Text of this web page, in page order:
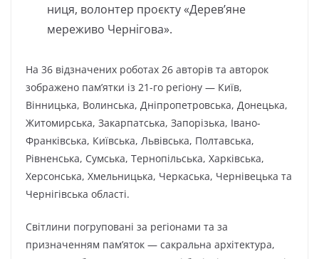
ниця, волонтер проєкту «Деревʼяне
мереживо Чернігова».
На 36 відзначених роботах 26 авторів та авторок
зображено пам’ятки із 21-го регіону — Київ,
Вінницька, Волинська, Дніпропетровська, Донецька,
Житомирська, Закарпатська, Запорізька, Івано-
Франківська, Київська, Львівська, Полтавська,
Рівненська, Сумська, Тернопільська, Харківська,
Херсонська, Хмельницька, Черкаська, Чернівецька та
Чернігівська області.
Світлини погруповані за регіонами та за
призначенням пам’яток — сакральна архітектура,